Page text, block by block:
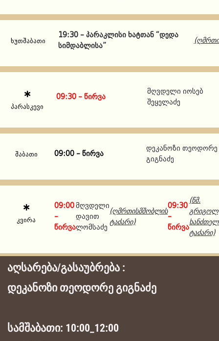
ხუთშაბათი
19:30 – პარაკლისი ხატთან “დედა
სიმდაბლისა”
პარასკევი
09:30 – წირვა
მღვდელი იოსებ
შეყელაძე
შაბათი 09:00 – წირვა
დეკანოზი თეოდორე
გიგნაძე
კვირა
09:00
–
წირვა
მღვდელი
დავით
ლომსაძე
(ღმრთისმშობლის
ტაძარი)
09:30
–
წირვა
(წმ.
გრიგოლ
ტაძარი)
აღსარება/გასაუბრება :
დეკანოზი თეოდორე გიგნაძე
სამშაბათი: 10:00_12:00